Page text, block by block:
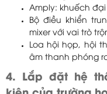
Amply: khuếch
Bộ điều khiển
mixer với vai trò
Loa hội họp, hội
âm thanh phóng
4. Lắp đặt hệ